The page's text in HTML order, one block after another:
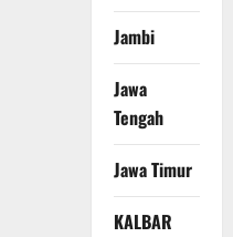
Jambi
Jawa
Tengah
Jawa Timur
KALBAR